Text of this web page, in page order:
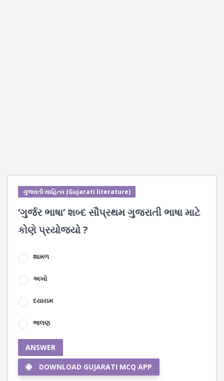
ગુજરાતી સાહિત્ય (Gujarati literature)
‘ગુર્જર ભાષા’ શબ્દ સૌપ્રથમ ગુજરાતી ભાષા માટે
કોણે પ્રયોજ્યો ?
શામળ
અખો
દયારામ
ભાલણ
ANSWER
DOWNLOAD GUJARATI MCQ APP